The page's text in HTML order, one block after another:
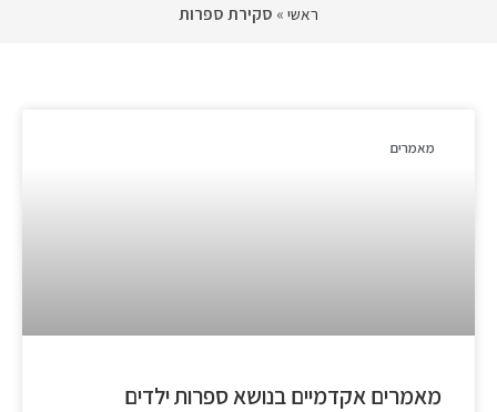
ראשי » סקירת ספרות
מאמרים
מאמרים אקדמיים בנושא ספרות ילדים